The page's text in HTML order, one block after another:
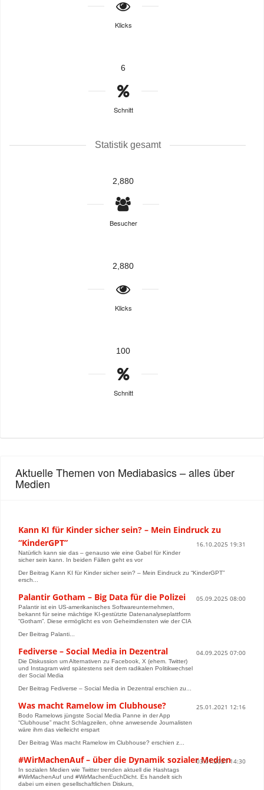
Klicks
6
Schnitt
Statistik gesamt
2,880
Besucher
2,880
Klicks
100
Schnitt
Aktuelle Themen von Mediabasics – alles über
Medien
Kann KI für Kinder sicher sein? – Mein Eindruck zu
“KinderGPT”
16.10.2025 19:31
Natürlich kann sie das – genauso wie eine Gabel für Kinder
sicher sein kann. In beiden Fällen geht es vor
Der Beitrag Kann KI für Kinder sicher sein? – Mein Eindruck zu “KinderGPT”
ersch...
Palantir Gotham – Big Data für die Polizei 05.09.2025 08:00
Palantir ist ein US-amerikanisches Softwareunternehmen,
bekannt für seine mächtige KI-gestützte Datenanalyseplattform
“Gotham”. Diese ermöglicht es von Geheimdiensten wie der CIA
Der Beitrag Palanti...
Fediverse – Social Media in Dezentral 04.09.2025 07:00
Die Diskussion um Alternativen zu Facebook, X (ehem. Twitter)
und Instagram wird spätestens seit dem radikalen Politikwechsel
der Social Media
Der Beitrag Fediverse – Social Media in Dezentral erschien zu...
Was macht Ramelow im Clubhouse? 25.01.2021 12:16
Bodo Ramelows jüngste Social Media Panne in der App
“Clubhouse” macht Schlagzeilen, ohne anwesende Journalisten
wäre ihm das vielleicht erspart
Der Beitrag Was macht Ramelow im Clubhouse? erschien z...
#WirMachenAuf – über die Dynamik sozialer Medien
03.01.2021 14:30
In sozialen Medien wie Twitter trenden aktuell die Hashtags
#WirMachenAuf und #WirMachenEuchDicht. Es handelt sich
dabei um einen gesellschaftlichen Diskurs,